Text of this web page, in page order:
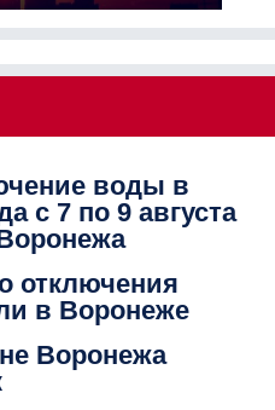
воды в
с 7 по 9 августа
отключения
в Воронеже
Воронежа